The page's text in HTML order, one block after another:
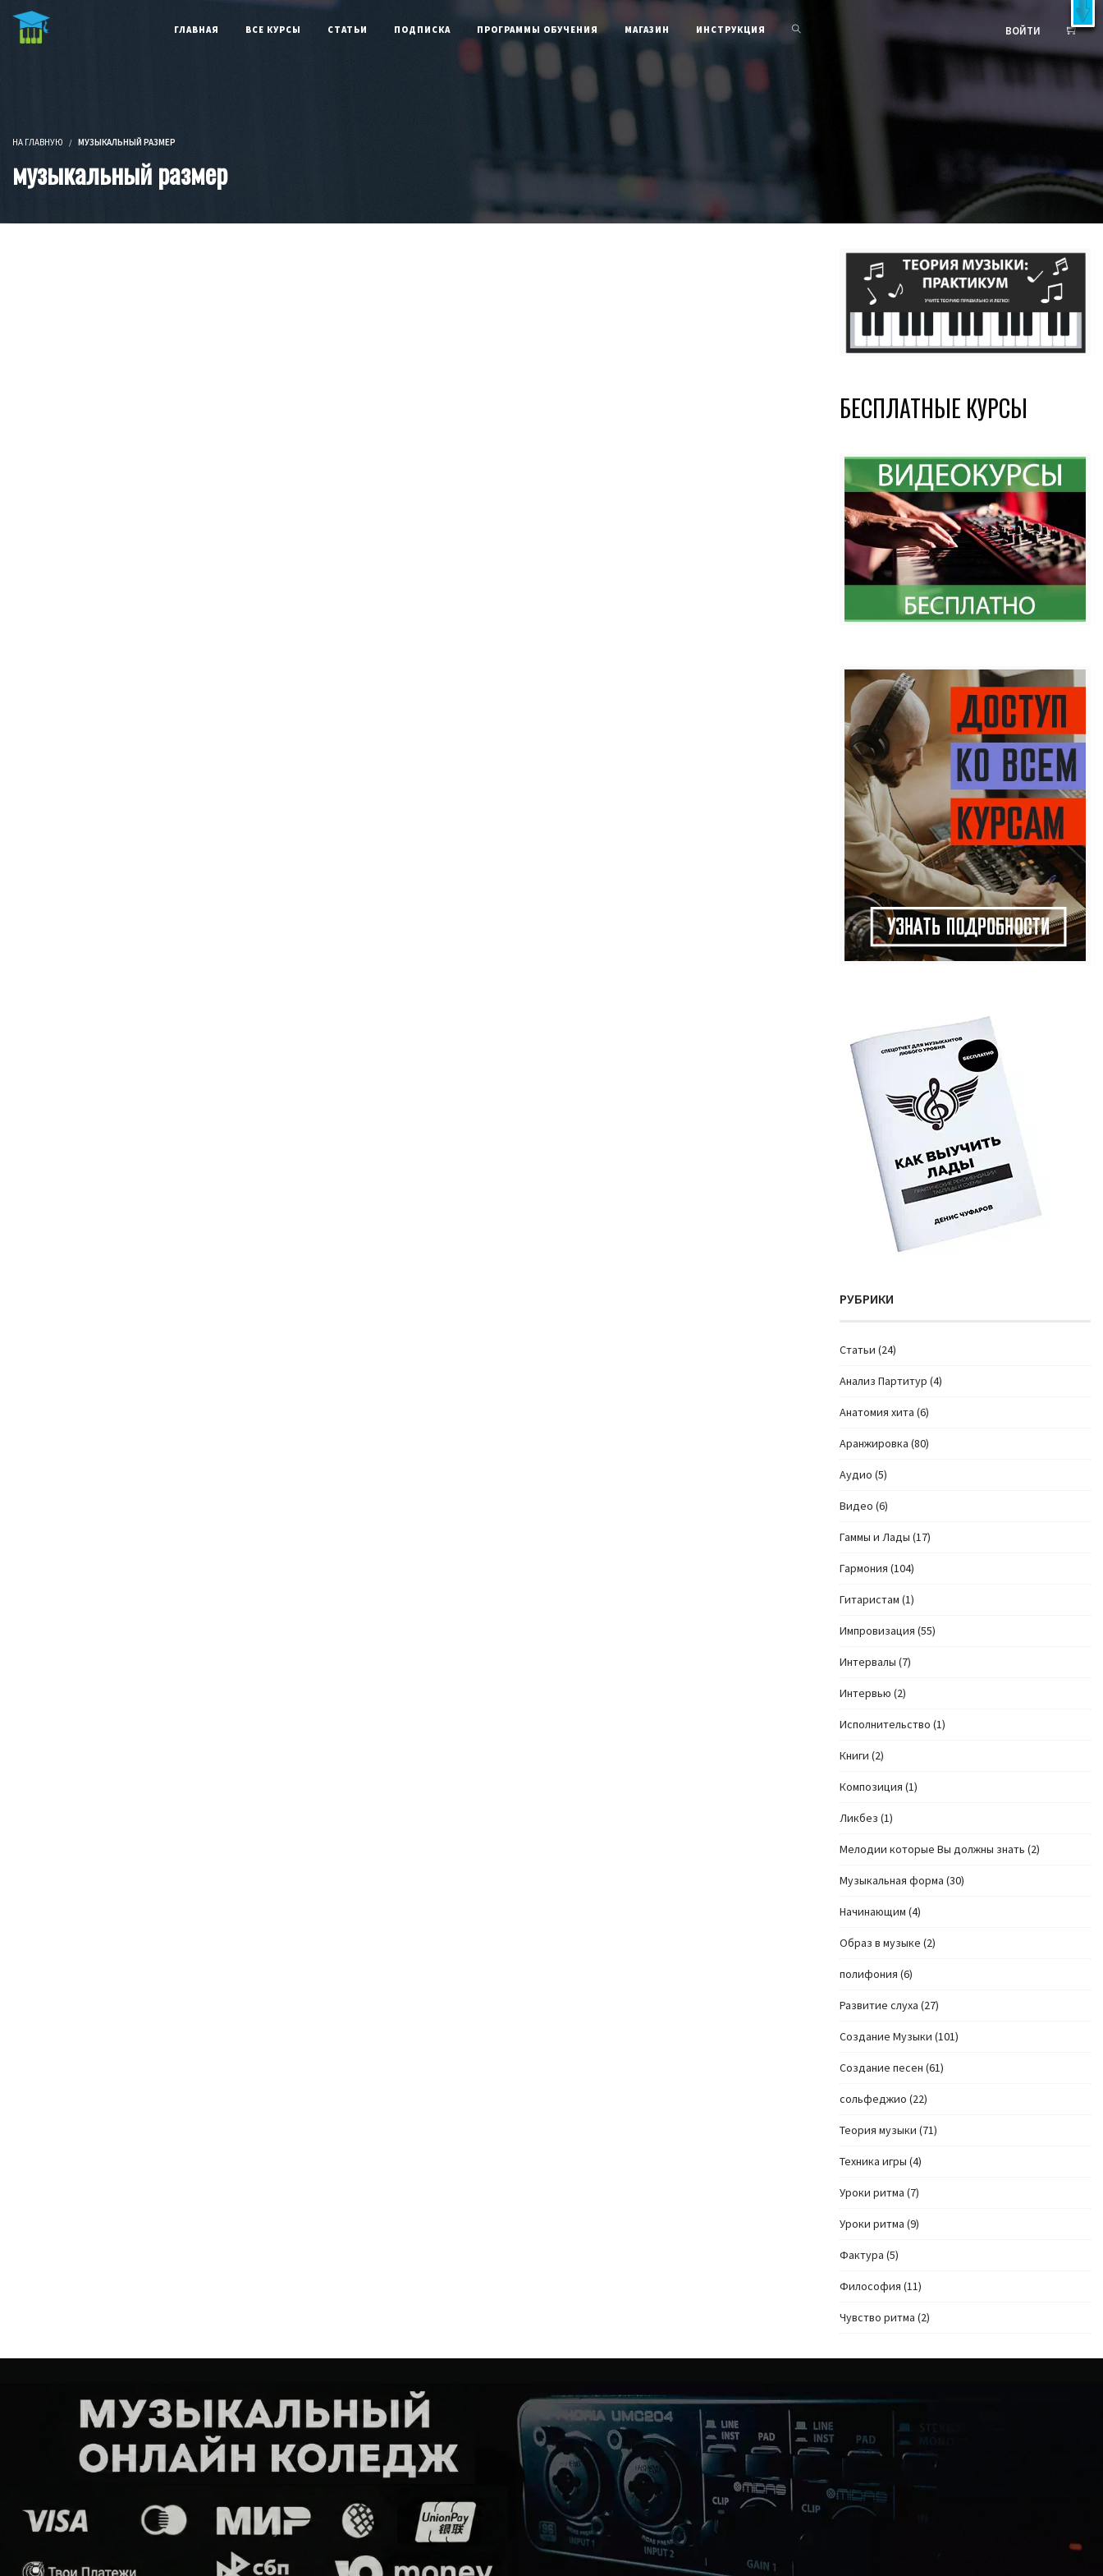
Бесплатные видеокурсы и книги
ГЛАВНАЯ ВСЕ КУРСЫ СТАТЬИ ПОДПИСКА ПРОГРАММЫ ОБУЧЕНИЯ МАГАЗИН ИНСТРУКЦИЯ ВОЙТИ
НА ГЛАВНУЮ МУЗЫКАЛЬНЫЙ РАЗМЕР
музыкальный размер
БЕСПЛАТНЫЕ КУРСЫ
РУБРИКИ
Cтатьи (24)
Анализ Партитур (4)
Анатомия хита (6)
Аранжировка (80)
Аудио (5)
Видео (6)
Гаммы и Лады (17)
Гармония (104)
Гитаристам (1)
Импровизация (55)
Интервалы (7)
Интервью (2)
Исполнительство (1)
Книги (2)
Композиция (1)
Ликбез (1)
Мелодии которые Вы должны знать (2)
Музыкальная форма (30)
Начинающим (4)
Образ в музыке (2)
полифония (6)
Развитие слуха (27)
Создание Музыки (101)
Создание песен (61)
сольфеджио (22)
Теория музыки (71)
Техника игры (4)
Уроки ритма (7)
Уроки ритма (9)
Фактура (5)
Философия (11)
Чувство ритма (2)